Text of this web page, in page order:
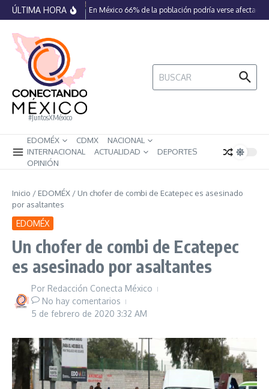
Saltar al contenido
ÚLTIMA HORA En México 66% de la población podría verse afectada
#JuntosXMéxico
Buscar:
EDOMÉX CDMX
NACIONAL
INTERNACIONAL
ACTUALIDAD
DEPORTES
OPINIÓN
Inicio / EDOMÉX / Un chofer de combi de Ecatepec es asesinado
por asaltantes
EDOMÉX
Un chofer de combi de Ecatepec
es asesinado por asaltantes
Por Redacción Conecta México
No hay comentarios
5 de febrero de 2020 3:32 AM